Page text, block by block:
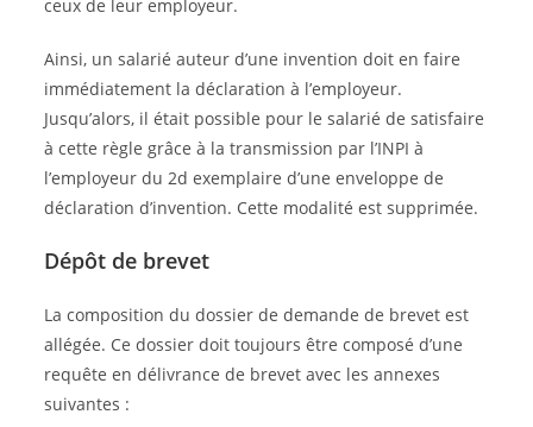
ceux de leur employeur.
Ainsi, un salarié auteur d’une invention doit en faire
immédiatement la déclaration à l’employeur.
Jusqu’alors, il était possible pour le salarié de satisfaire
à cette règle grâce à la transmission par l’INPI à
l’employeur du 2d exemplaire d’une enveloppe de
déclaration d’invention. Cette modalité est supprimée.
Dépôt de brevet
La composition du dossier de demande de brevet est
allégée. Ce dossier doit toujours être composé d’une
requête en délivrance de brevet avec les annexes
suivantes :